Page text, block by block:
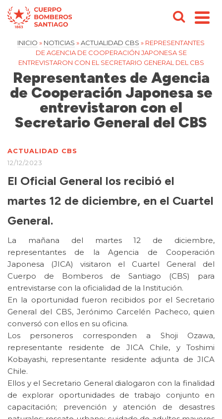
INICIO » NOTICIAS »ACTUALIDAD CBS » REPRESENTANTES
DE AGENCIA DE COOPERACIÓN JAPONESA SE
ENTREVISTARON CON EL SECRETARIO GENERAL DEL CBS
Representantes de Agencia
de Cooperación Japonesa se
entrevistaron con el
Secretario General del CBS
ACTUALIDAD CBS
12/12/2023
El Oficial General los recibió el
martes 12 de diciembre, en el Cuartel
General.
La mañana del martes 12 de diciembre,
representantes de la Agencia de Cooperación
Japonesa (JICA) visitaron el Cuartel General del
Cuerpo de Bomberos de Santiago (CBS) para
entrevistarse con la oficialidad de la Institución.
En la oportunidad fueron recibidos por el Secretario
General del CBS, Jerónimo Carcelén Pacheco, quien
conversó con ellos en su oficina.
Los personeros corresponden a Shoji Ozawa,
representante residente de JICA Chile, y Toshimi
Kobayashi, representante residente adjunta de JICA
Chile.
Ellos y el Secretario General dialogaron con la finalidad
de explorar oportunidades de trabajo conjunto en
capacitación; prevención y atención de desastres